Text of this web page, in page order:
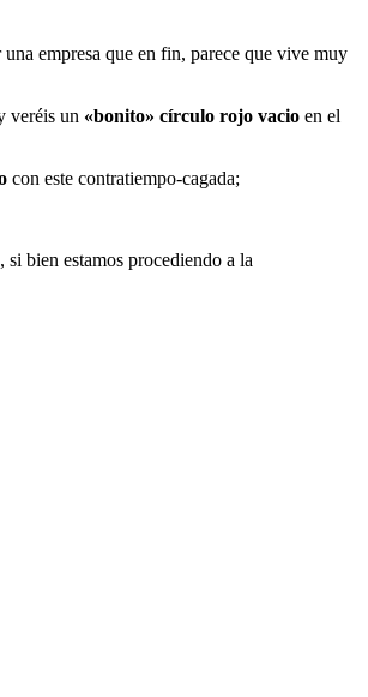
una empresa que en fin, parece que vive muy
veréis un «bonito» círculo rojo vacio en el
con este contratiempo-cagada;
bien estamos procediendo a la